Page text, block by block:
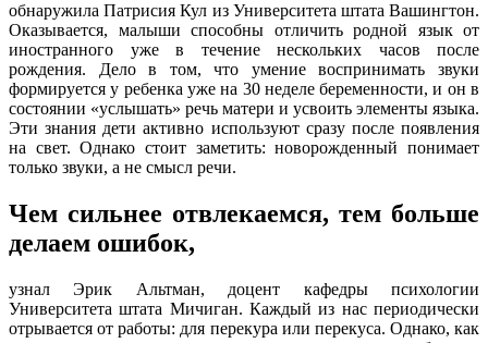
обнаружила Патрисия Кул из Университета штата Вашингтон.
Оказывается, малыши способны отличить родной язык от
иностранного уже в течение нескольких часов после
рождения. Дело в том, что умение воспринимать звуки
формируется у ребенка уже на 30 неделе беременности, и он в
состоянии «услышать» речь матери и усвоить элементы языка.
Эти знания дети активно используют сразу после появления
на свет. Однако стоит заметить: новорожденный понимает
только звуки, а не смысл речи.
Чем сильнее отвлекаемся, тем больше
делаем ошибок,
узнал Эрик Альтман, доцент кафедры психологии
Университета штата Мичиган. Каждый из нас периодически
отрывается от работы: для перекура или перекуса. Однако, как